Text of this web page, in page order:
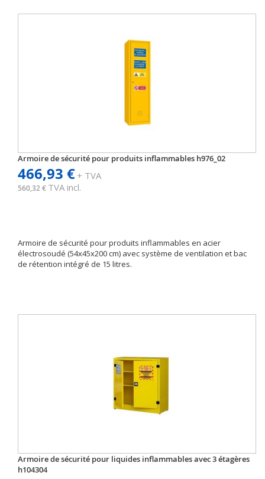
Armoire de sécurité pour produits inflammables h976_02
466,93 €+ TVA
560,32 € TVA incl.
Armoire de sécurité pour produits inflammables en acier
électrosoudé (54x45x200 cm) avec système de ventilation et bac
de rétention intégré de 15 litres.
Armoire de sécurité pour liquides inflammables avec 3 étagères
h104304